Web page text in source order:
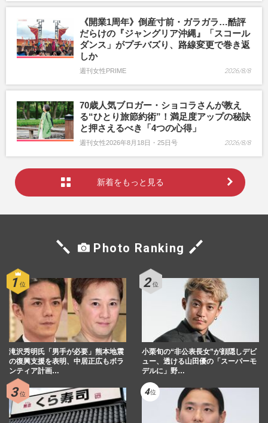
《開業1周年》倒産寸前・ガラガラ…酷評
だらけの『ジャングリア沖縄』「スコール
ダンス」がプチバズり、路線変更で巻き返
しか
週刊女性PRIME 2026/8/8
70歳人気ブロガー・ショコラさんが教え
る“ひとり旅節約術”！満足度アップの秘訣
と押さえるべき「4つの心得」
週刊女性2026年8月18日・25日号 2026/8/8
新着をもっと見る
Photo Ranking
滝沢秀明氏「男手が必要」熊本地震
の復興支援を表明、中居正広もボラ
ンティア計画…
小栗旬の“非公表長女”が顔隠しデビ
ュー、透ける山田優の「スーパーモ
デルに」野…